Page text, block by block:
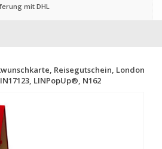
mit DHL
Reisegutschein, London
LINPopUp®, N162